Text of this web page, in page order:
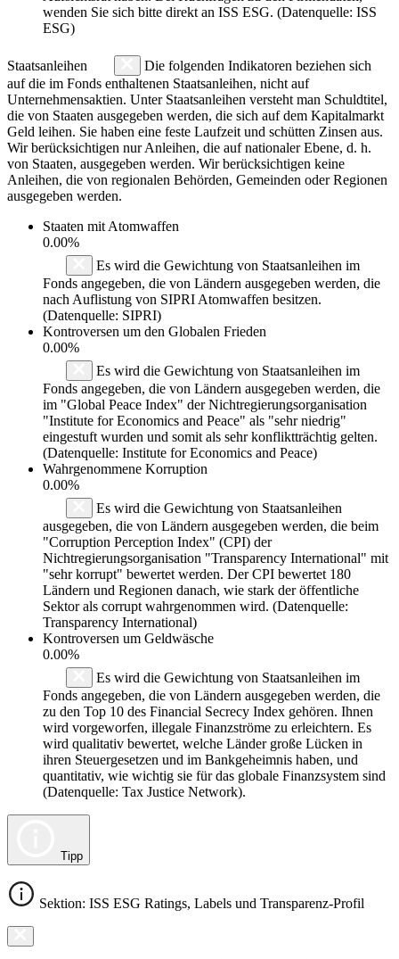
wenden Sie sich bitte direkt an ISS ESG. (Datenquelle: ISS
ESG)
Staatsanleihen
Die folgenden Indikatoren beziehen sich
auf die im Fonds enthaltenen Staatsanleihen, nicht auf
Unternehmensaktien. Unter Staatsanleihen versteht man Schuldtitel,
die von Staaten ausgegeben werden, die sich auf dem Kapitalmarkt
Geld leihen. Sie haben eine feste Laufzeit und schütten Zinsen aus.
Wir berücksichtigen nur Anleihen, die auf nationaler Ebene, d. h.
von Staaten, ausgegeben werden. Wir berücksichtigen keine
Anleihen, die von regionalen Behörden, Gemeinden oder Regionen
ausgegeben werden.
Staaten mit Atomwaffen
0.00%
Es wird die Gewichtung von Staatsanleihen im
Fonds angegeben, die von Ländern ausgegeben werden, die
nach Auflistung von SIPRI Atomwaffen besitzen.
(Datenquelle: SIPRI)
Kontroversen um den Globalen Frieden
0.00%
Es wird die Gewichtung von Staatsanleihen im
Fonds angegeben, die von Ländern ausgegeben werden, die
im "Global Peace Index" der Nichtregierungsorganisation
"Institute for Economics and Peace" als "sehr niedrig"
eingestuft wurden und somit als sehr konfliktträchtig gelten.
(Datenquelle: Institute for Economics and Peace)
Wahrgenommene Korruption
0.00%
Es wird die Gewichtung von Staatsanleihen
ausgegeben, die von Ländern ausgegeben werden, die beim
"Corruption Perception Index" (CPI) der
Nichtregierungsorganisation "Transparency International" mit
"sehr korrupt" bewertet werden. Der CPI bewertet 180
Ländern und Regionen danach, wie stark der öffentliche
Sektor als corrupt wahrgenommen wird. (Datenquelle:
Transparency International)
Kontroversen um Geldwäsche
0.00%
Es wird die Gewichtung von Staatsanleihen im
Fonds angegeben, die von Ländern ausgegeben werden, die
zu den Top 10 des Financial Secrecy Index gehören. Ihnen
wird vorgeworfen, illegale Finanzströme zu erleichtern. Es
wird qualitativ bewertet, welche Länder große Lücken in
ihren Steuergesetzen und im Bankgeheimnis haben, und
quantitativ, wie wichtig sie für das globale Finanzsystem sind
(Datenquelle: Tax Justice Network).
Tipp
Sektion: ISS ESG Ratings, Labels und Transparenz-Profil